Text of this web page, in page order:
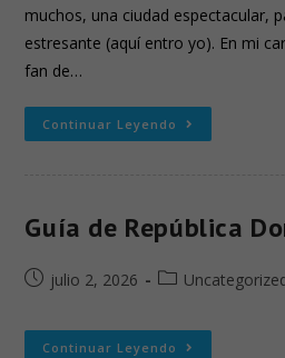
muchos, una ciudad espectacular,
estresante (aquí entro yo). En mi
fan de…
Continuar Leyendo
Guía de República
julio 2, 2026
Continuar Leyendo